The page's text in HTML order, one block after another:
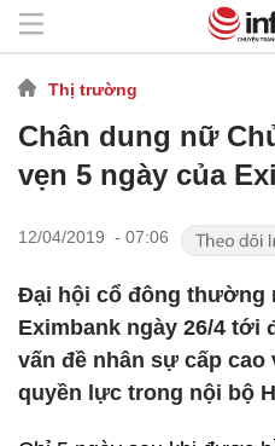
Thị trường
Chân dung nữ
vẹn 5 ngày của
12/04/2019 - 07:06
Đại hội cổ đông thường
Eximbank ngày 26/4 tới
vấn đề nhân sự cấp
quyền lực trong nội bộ